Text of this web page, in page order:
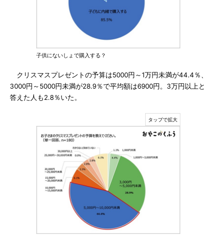
子供にないしょで購入する？
クリスマスプレゼントの予算は5000円～1万円未満が44.4％、
3000円～5000円未満が28.9％で平均額は6900円。3万円以上と
答えた人も2.8％いた。